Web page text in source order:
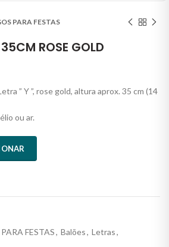
PARA FESTAS
ROSE GOLD
” Y ”, rose gold, altura aprox. 35 cm (14
ou ar.
FESTAS, Balões, Letras,